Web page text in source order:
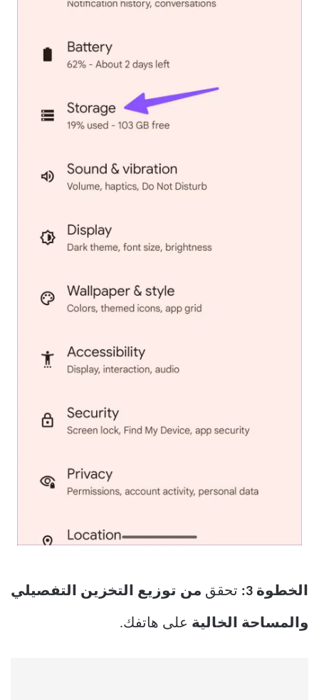
الخطوة 3: تحقق من توزيع التخزين التفصيلي
والمساحة الخالية على هاتفك.